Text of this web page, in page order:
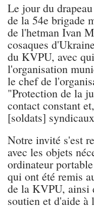
Le jour du
de la 54e brigade
de l'hetman Ivan
cosaques
du KVPU, avec
l'organisation
le chef de
"Protection de la
contact constant
[soldats]
Notre invité s'est
avec les objets
ordinateur
qui ont été remis
de la KVPU, ainsi
soutien et d'aide à